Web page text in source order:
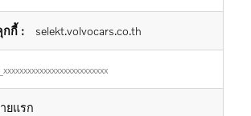
selekt.volvocars.co.th
ยแรก